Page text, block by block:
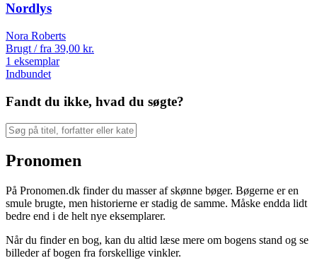
Nordlys
Nora Roberts
Brugt / fra 39,00 kr.
1 eksemplar
Indbundet
Fandt du ikke, hvad du søgte?
Pronomen
På Pronomen.dk finder du masser af skønne bøger. Bøgerne er en
smule brugte, men historierne er stadig de samme. Måske endda lidt
bedre end i de helt nye eksemplarer.
Når du finder en bog, kan du altid læse mere om bogens stand og se
billeder af bogen fra forskellige vinkler.